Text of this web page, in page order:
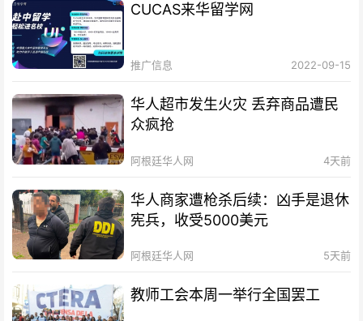
CUCAS来华留学网
推广信息 2022-09-15
华人超市发生火灾 丢弃商品遭民
众疯抢
阿根廷华人网 4天前
华人商家遭枪杀后续：凶手是退休
宪兵，收受5000美元
阿根廷华人网 5天前
教师工会本周一举行全国罢工